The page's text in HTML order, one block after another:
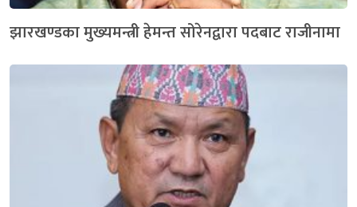
झारखण्डका मुख्यमन्त्री हेमन्त सोरेनद्वारा पदबाट राजीनामा